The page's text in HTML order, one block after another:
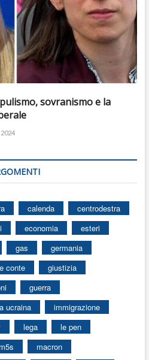
sovranismo e la
calenda
centrodestra
economia
esteri
gas
germania
conte
giustizia
guerra
ucraina
immigrazione
lega
le pen
m5s
macron